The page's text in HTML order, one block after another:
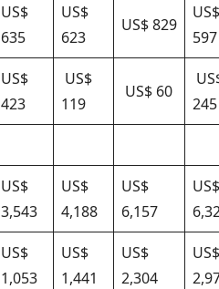
US$
635
US$
623
US$ 829
US$
597
US$
423
US$
119
US$ 60
245
US$
3,543
US$
4,188
US$
6,157
US$
US$
1,053
US$
1,441
US$
2,304
US$